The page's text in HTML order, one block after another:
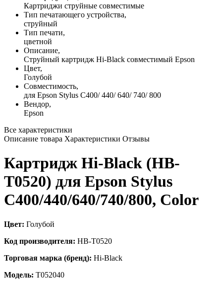
Картриджи струйные совместимые
Тип печатающего устройства,
струйный
Тип печати,
цветной
Описание,
Струйный картридж Hi-Black совместимый Epson
Цвет,
Голубой
Совместимость,
для Epson Stylus C400/ 440/ 640/ 740/ 800
Вендор,
Epson
Все характеристики
Описание товара Характеристики Отзывы
Картридж Hi-Black (HB-
T0520) для Epson Stylus
C400/440/640/740/800, Color
Цвет: Голубой
Код производителя: HB-T0520
Торговая марка (бренд): Hi-Black
Модель: T052040